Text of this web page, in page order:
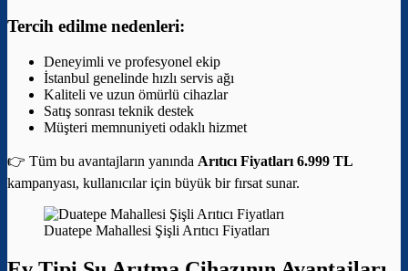
Tercih edilme nedenleri:
Deneyimli ve profesyonel ekip
İstanbul genelinde hızlı servis ağı
Kaliteli ve uzun ömürlü cihazlar
Satış sonrası teknik destek
Müşteri memnuniyeti odaklı hizmet
👉 Tüm bu avantajların yanında Arıtıcı Fiyatları 6.999 TL
kampanyası, kullanıcılar için büyük bir fırsat sunar.
Duatepe Mahallesi Şişli Arıtıcı Fiyatları